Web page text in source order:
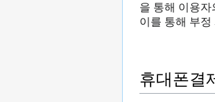
을 통해 이용
이를 통해 부
휴대폰결